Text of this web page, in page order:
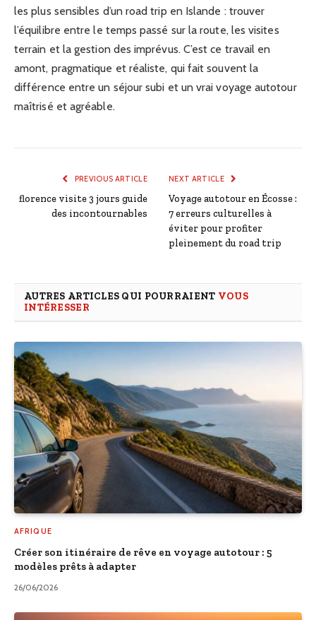
les plus sensibles d’un road trip en Islande : trouver
l’équilibre entre le temps passé sur la route, les visites
terrain et la gestion des imprévus. C’est ce travail en
amont, pragmatique et réaliste, qui fait souvent la
différence entre un séjour subi et un vrai voyage autotour
maîtrisé et agréable.
PREVIOUS ARTICLE
florence visite 3 jours guide
des incontournables
NEXT ARTICLE
Voyage autotour en Écosse :
7 erreurs culturelles à
éviter pour profiter
pleinement du road trip
AUTRES ARTICLES QUI POURRAIENT VOUS
INTÉRESSER
AFRIQUE
Créer son itinéraire de rêve en voyage autotour : 5
modèles prêts à adapter
26/06/2026